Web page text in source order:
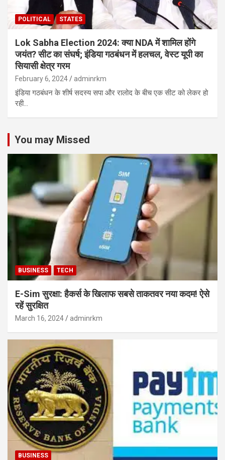
POLITICAL STATES
Lok Sabha Election 2024: क्या NDA में शामिल होंगे
जयंत? सीट का संघर्ष; इंडिया गठबंधन में हलचल, वेस्ट यूपी का
सियासी क्षेत्र गरम
February 6, 2024 adminrkm
इंडिया गठबंधन के शीर्ष सदस्य सपा और रालोद के बीच एक सीट को लेकर हो
रही…
You may Missed
BUSINESS TECH
E-Sim सुरक्षा: हैकर्स के खिलाफ सबसे ताकतवर नया कदम! ऐसे
रहें सुरक्षित
March 16, 2024 adminrkm
BUSINESS